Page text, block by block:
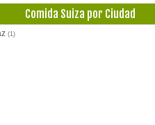
Comida Suiza por Ciudad
(1)